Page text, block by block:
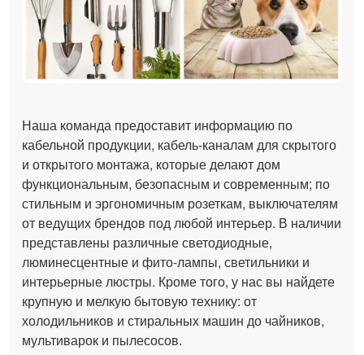
Наша команда предоставит информацию по
кабельной продукции, кабель-каналам для скрытого
и открытого монтажа, которые делают дом
функциональным, безопасным и современным; по
стильным и эргономичным розеткам, выключателям
от ведущих брендов под любой интерьер. В наличии
представлены различные светодиодные,
люминесцентные и фито-лампы, светильники и
интерьерные люстры. Кроме того, у нас вы найдете
крупную и мелкую бытовую технику: от
холодильников и стиральных машин до чайников,
мультиварок и пылесосов.